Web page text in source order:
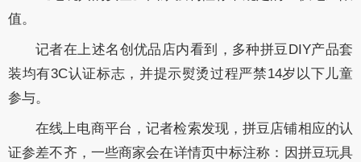
值。
记者在上述名创优品店内看到，多种拼豆DIY产品套
装均有3C认证标志，并提示熨烫过程严禁14岁以下儿童
参与。
在线上电商平台，记者检索发现，拼豆店铺相应的认
证参差不齐，一些商家会在详情页中标注称：因拼豆玩具